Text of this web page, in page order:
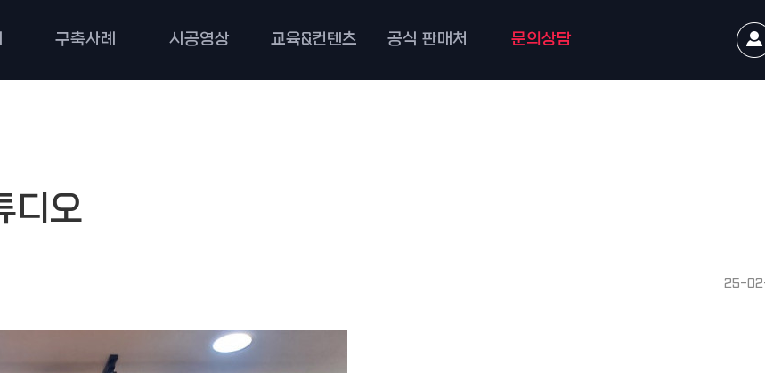
구축사례 시공영상 교육&컨텐츠 공식 판매처 문의상담
디오
25-